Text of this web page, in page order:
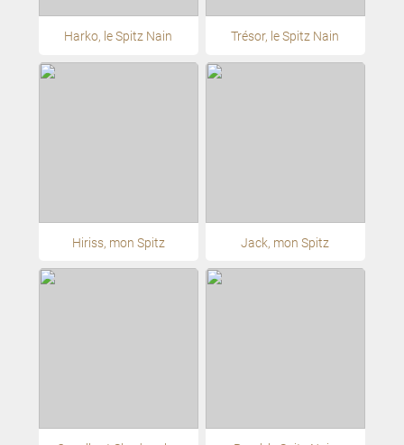
Harko, le Spitz Nain Trésor, le Spitz Nain
Hiriss, mon Spitz Jack, mon Spitz